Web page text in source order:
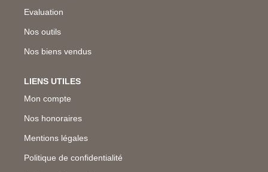
Evaluation
Nos outils
Nos biens vendus
LIENS UTILES
Mon compte
Nos honoraires
Mentions légales
Politique de confidentialité